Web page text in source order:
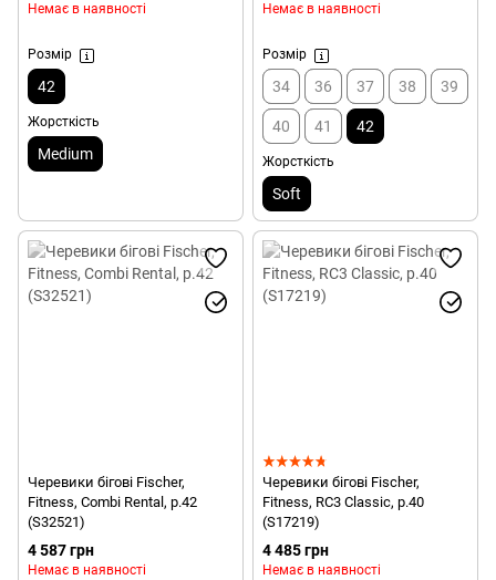
Немає в наявності
Розмір
42
Жорсткість
Medium
Немає в наявності
Розмір
34 36 37 38 39
40 41 42
Жорсткість
Soft
Черевики бігові Fischer,
Fitness, Combi Rental, р.42
(S32521)
4 587 грн
Немає в наявності
Черевики бігові Fischer,
Fitness, RC3 Classic, р.40
(S17219)
4 485 грн
Немає в наявності